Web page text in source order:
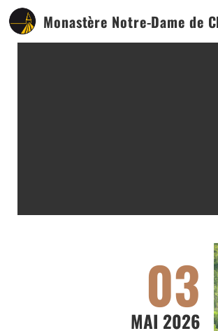
Monastère Notre-Dame de
03
MAI 2026